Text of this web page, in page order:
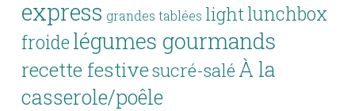
express grandes tablées lightlunchbox
froide légumes gourmands
recette festivesucré-salé À la
casserole/poêle